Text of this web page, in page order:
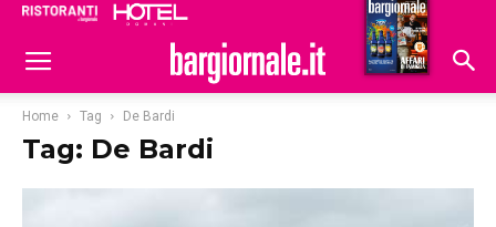
Hoteldomani
Home Tag De Bardi
Tag: De Bardi